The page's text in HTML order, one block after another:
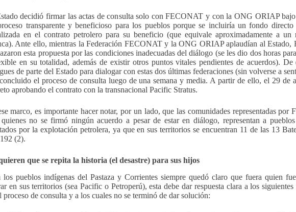
decidió firmar las actas de consulta solo con FECONAT y con la ONG ORIAP
transparente y beneficioso para los pueblos porque se incluiría un fondo
en el contrato petrolero para su beneficio (que equivale aproximadamente a
Ante ello, mientras la Federación FECONAT y la ONG ORIAP aplaudían al
esta propuesta por las condiciones inadecuadas del diálogo (se les dio dos horas
en su totalidad, además de existir otros puntos vitales pendientes de acuerdos).
de parte del Estado para dialogar con estas dos últimas federaciones (sin volverse a
el proceso de consulta luego de una semana y media. A partir de ello, el 29 de
aprobando el contrato con la transnacional Pacific Stratus.
marco, es importante hacer notar, por un lado, que las comunidades representadas
no se firmó ningún acuerdo a pesar de estar en diálogo, representan a
por la explotación petrolera, ya que en sus territorios se encuentran 11 de las 13
(2).
que se repita la historia (el desastre) para sus hijos
los pueblos indígenas del Pastaza y Corrientes siempre quedó claro que fuera quien
en sus territorios (sea Pacific o Petroperú), esta debe dar respuesta clara a los
proceso de consulta y a los cuales no se terminó de dar solución: